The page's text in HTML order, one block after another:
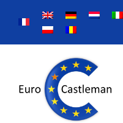
content